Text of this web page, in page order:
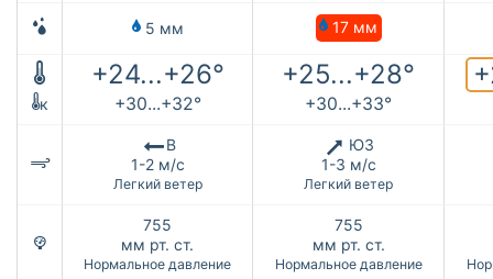
5 мм 17 мм
+24...+26° +25...+28°
к +30...+32° +30...+33°
В
1-2 м/с
Легкий ветер
ЮЗ
1-3 м/с
Легкий ветер
755
мм рт. ст.
Нормальное давление
755
мм рт. ст.
Нормальное давление